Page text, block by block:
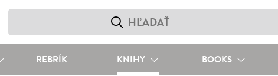
REBRÍK KNIHY BOOKS